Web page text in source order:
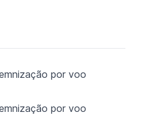
por voo
por voo